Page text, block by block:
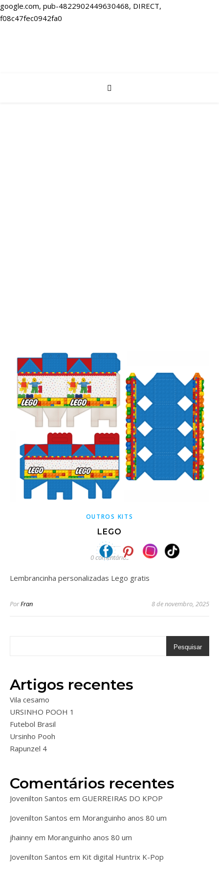
google.com, pub-4822902449630468, DIRECT,
f08c47fec0942fa0
OUTROS KITS
LEGO
0 comentários
Lembrancinha personalizadas Lego gratis
PorFran 8 de novembro, 2025
Pesquisar
Artigos recentes
Vila cesamo
URSINHO POOH 1
Futebol Brasil
Ursinho Pooh
Rapunzel 4
Comentários recentes
Jovenilton Santos em GUERREIRAS DO KPOP
Jovenilton Santos em Moranguinho anos 80 um
jhainny em Moranguinho anos 80 um
Jovenilton Santos em Kit digital Huntrix K-Pop